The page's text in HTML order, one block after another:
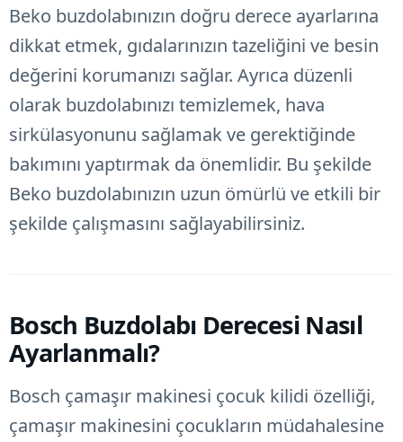
Beko buzdolabınızın doğru derece ayarlarına
dikkat etmek, gıdalarınızın tazeliğini ve besin
değerini korumanızı sağlar. Ayrıca düzenli
olarak buzdolabınızı temizlemek, hava
sirkülasyonunu sağlamak ve gerektiğinde
bakımını yaptırmak da önemlidir. Bu şekilde
Beko buzdolabınızın uzun ömürlü ve etkili bir
şekilde çalışmasını sağlayabilirsiniz.
Bosch Buzdolabı Derecesi Nasıl
Ayarlanmalı?
Bosch çamaşır makinesi çocuk kilidi özelliği,
çamaşır makinesini çocukların müdahalesine